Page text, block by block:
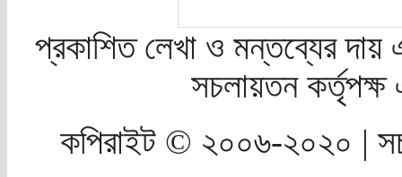
প্রকাশিত লেখা ও মন্তব্যের দায়
সচলায়তন
কপিরাইট © ২০০৬-২০২০ |